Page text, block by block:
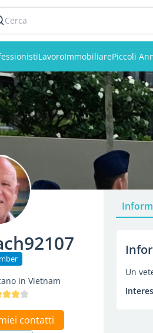
Cerca
LavoroImmobiliarePiccoli
in Vietnam
contatti
Un